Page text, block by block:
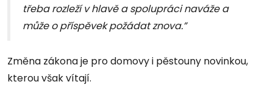
třeba rozleží v hlavě a spolupráci naváže a
může o příspěvek požádat znova.”
Změna zákona je pro domovy i pěstouny novinkou,
kterou však vítají.